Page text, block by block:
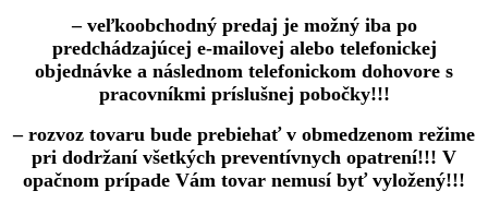
– veľkoobchodný predaj je možný iba po
predchádzajúcej e-mailovej alebo telefonickej
objednávke a následnom telefonickom dohovore s
pracovníkmi príslušnej pobočky!!!
– rozvoz tovaru bude prebiehať v obmedzenom režime
pri dodržaní všetkých preventívnych opatrení!!! V
opačnom prípade Vám tovar nemusí byť vyložený!!!